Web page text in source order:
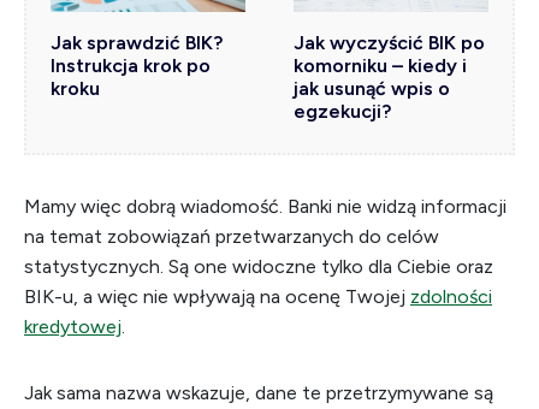
Jak sprawdzić BIK?
Instrukcja krok po
kroku
Jak wyczyścić BIK po
komorniku – kiedy i
jak usunąć wpis o
egzekucji?
Mamy więc dobrą wiadomość. Banki nie widzą informacji
na temat zobowiązań przetwarzanych do celów
statystycznych. Są one widoczne tylko dla Ciebie oraz
BIK-u, a więc nie wpływają na ocenę Twojej zdolności
kredytowej.
Jak sama nazwa wskazuje, dane te przetrzymywane są